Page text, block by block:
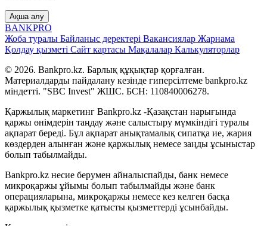
Ақша алу
BANKPRO
Жоба туралы Байланыс деректері Вакансиялар Жарнама
Қолдау қызметі Сайт картасы Мақалалар Калькуляторлар
© 2026. Bankpro.kz. Барлық құқықтар қорғалған.
Материалдарды пайдалану кезінде гиперсілтеме bankpro.kz
міндетті. "SBC Invest" ЖШС. БСН: 110840006278.
Қаржылық маркетинг Bankpro.kz -Қазақстан нарығында
қаржы өнімдерін таңдау және салыстыру мүмкіндігі туралы
ақпарат береді. Бұл ақпарат анықтамалық сипатқа ие, жария
көздерден алынған және қаржылық немесе заңды ұсыныстар
болып табылмайды.
Bankpro.kz несие берумен айналыспайды, банк немесе
микроқаржы ұйымы болып табылмайды және банк
операцияларына, микроқаржы немесе кез келген басқа
қаржылық қызметке қатысты қызметтерді ұсынбайды.